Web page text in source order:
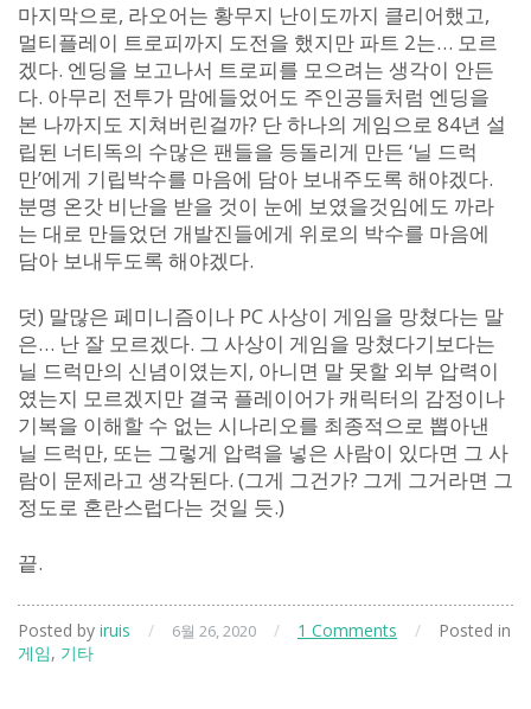
마지막으로, 라오어는 황무지 난이도까지 클리어했고,
멀티플레이 트로피까지 도전을 했지만 파트 2는… 모르
겠다. 엔딩을 보고나서 트로피를 모으려는 생각이 안든
다. 아무리 전투가 맘에들었어도 주인공들처럼 엔딩을
본 나까지도 지쳐버린걸까? 단 하나의 게임으로 84년 설
립된 너티독의 수많은 팬들을 등돌리게 만든 ‘닐 드럭
만’에게 기립박수를 마음에 담아 보내주도록 해야겠다.
분명 온갓 비난을 받을 것이 눈에 보였을것임에도 까라
는 대로 만들었던 개발진들에게 위로의 박수를 마음에
담아 보내두도록 해야겠다.
덧) 말많은 페미니즘이나 PC 사상이 게임을 망쳤다는 말
은… 난 잘 모르겠다. 그 사상이 게임을 망쳤다기보다는
닐 드럭만의 신념이였는지, 아니면 말 못할 외부 압력이
였는지 모르겠지만 결국 플레이어가 캐릭터의 감정이나
기복을 이해할 수 없는 시나리오를 최종적으로 뽑아낸
닐 드럭만, 또는 그렇게 압력을 넣은 사람이 있다면 그 사
람이 문제라고 생각된다. (그게 그건가? 그게 그거라면 그
정도로 혼란스럽다는 것일 듯.)
끝.
Posted by iruis / 6월 26, 2020 / 1 Comments /
Posted in
게임, 기타